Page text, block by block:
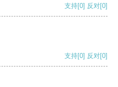
支持[0] 反对[0]
支持[0] 反对[0]